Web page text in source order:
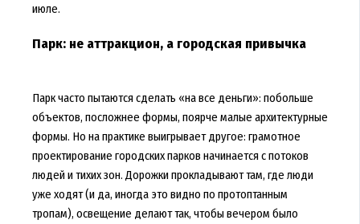
июле.
Парк: не аттракцион, а городская привычка
Парк часто пытаются сделать «на все деньги»: побольше
объектов, посложнее формы, поярче малые архитектурные
формы. Но на практике выигрывает другое: грамотное
проектирование городских парков начинается с потоков
людей и тихих зон. Дорожки прокладывают там, где люди
уже ходят (и да, иногда это видно по протоптанным
тропам), освещение делают так, чтобы вечером было